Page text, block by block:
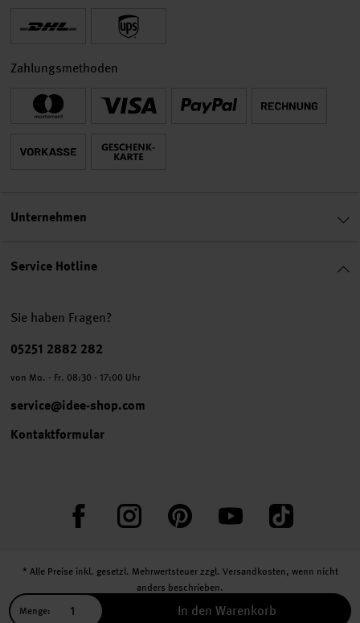
Menge: In den Warenkorb
Service Hotline
Sie haben Fragen?
Telefonnummer
05251 2882 282
von Mo. - Fr. 08:30 - 17:00 Uhr
service@idee-shop.com
Kontaktformular
FacebookInstagram PinterestYouTube TikTok
Zahlungsmethoden
Unternehmen
* Alle Preise inkl. gesetzl. Mehrwertsteuer zzgl. Versandkosten, wenn nicht
anders beschrieben.
** Jede:r Abonnent:in erhält bei erstmaliger Anmeldung für unseren Newsletter
einen 10 % Rabatt-Gutschein für unseren Online-Shop.